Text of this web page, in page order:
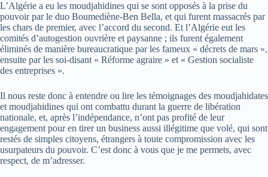
L’Algérie a eu les moudjahidines qui se sont opposés à la prise du
pouvoir par le duo Boumediène-Ben Bella, et qui furent massacrés par
les chars de premier, avec l’accord du second. Et l’Algérie eut les
comités d’autogestion ouvrière et paysanne ; ils furent également
éliminés de manière bureaucratique par les fameux « décrets de mars »,
ensuite par les soi-disant « Réforme agraire » et « Gestion socialiste
des entreprises ».
Il nous reste donc à entendre ou lire les témoignages des moudjahidates
et moudjahidines qui ont combattu durant la guerre de libération
nationale, et, après l’indépendance, n’ont pas profité de leur
engagement pour en tirer un business aussi illégitime que volé, qui sont
restés de simples citoyens, étrangers à toute compromission avec les
usurpateurs du pouvoir. C’est donc à vous que je me permets, avec
respect, de m’adresser.